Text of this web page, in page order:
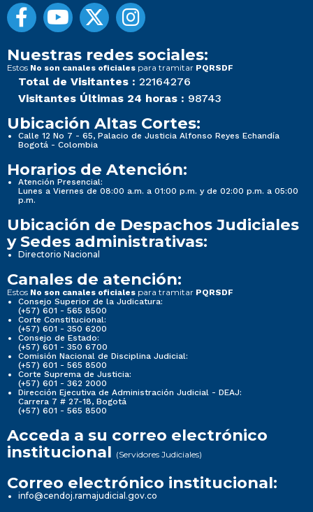
Nuestras redes sociales:
Estos No son canales oficiales para tramitar PQRSDF
Total de Visitantes : 22164276
Visitantes Últimas 24 horas : 98743
Ubicación Altas Cortes:
Calle 12 No 7 - 65, Palacio de Justicia Alfonso Reyes Echandía
Bogotá - Colombia
Horarios de Atención:
Atención Presencial:
Lunes a Viernes de 08:00 a.m. a 01:00 p.m. y de 02:00 p.m. a 05:00
p.m.
Ubicación de Despachos Judiciales
y Sedes administrativas:
Directorio Nacional
Canales de atención:
Estos No son canales oficiales para tramitar PQRSDF
Consejo Superior de la Judicatura:
(+57) 601 - 565 8500
Corte Constitucional:
(+57) 601 - 350 6200
Consejo de Estado:
(+57) 601 - 350 6700
Comisión Nacional de Disciplina Judicial:
(+57) 601 - 565 8500
Corte Suprema de Justicia:
(+57) 601 - 362 2000
Dirección Ejecutiva de Administración Judicial - DEAJ:
Carrera 7 # 27-18, Bogotá
(+57) 601 - 565 8500
Acceda a su correo electrónico
institucional (Servidores Judiciales)
Correo electrónico institucional:
info@cendoj.ramajudicial.gov.co